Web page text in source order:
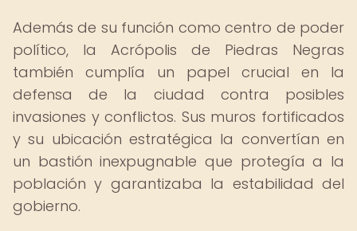
Además de su función como centro de poder
político, la Acrópolis de Piedras Negras
también cumplía un papel crucial en la
defensa de la ciudad contra posibles
invasiones y conflictos. Sus muros fortificados
y su ubicación estratégica la convertían en
un bastión inexpugnable que protegía a la
población y garantizaba la estabilidad del
gobierno.